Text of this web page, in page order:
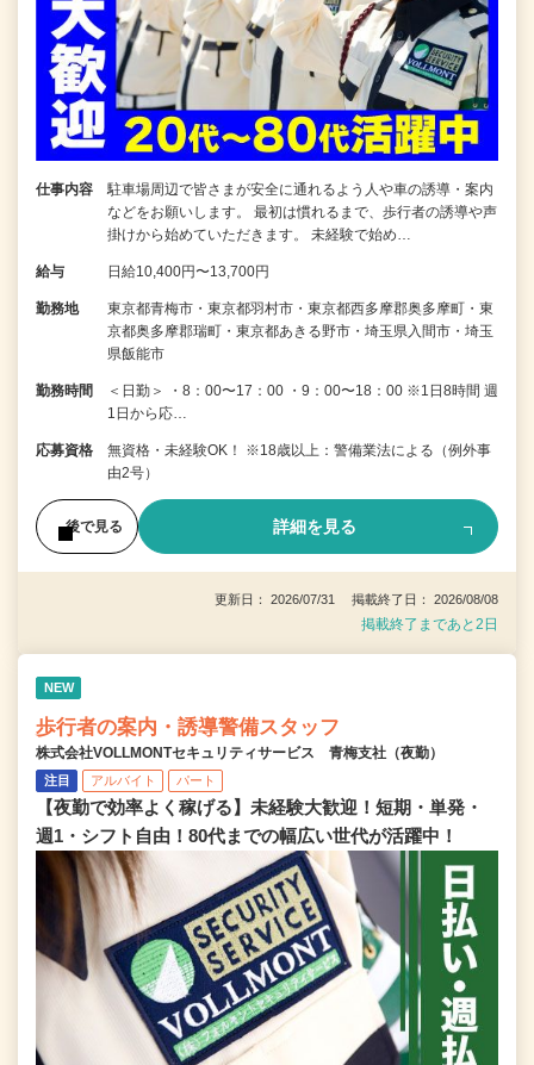
仕事内容
駐車場周辺で皆さまが安全に通れるよう人や車の誘導・案内
などをお願いします。 最初は慣れるまで、歩行者の誘導や声
掛けから始めていただきます。 未経験で始め…
給与 日給10,400円〜13,700円
勤務地
東京都青梅市・東京都羽村市・東京都西多摩郡奥多摩町・東
京都奥多摩郡瑞町・東京都あきる野市・埼玉県入間市・埼玉
県飯能市
勤務時間
＜日勤＞ ・8：00〜17：00 ・9：00〜18：00 ※1日8時間 週
1日から応…
応募資格
無資格・未経験OK！ ※18歳以上：警備業法による（例外事
由2号）
後で見る 詳細を見る
更新日： 2026/07/31 掲載終了日： 2026/08/08
掲載終了まであと2日
NEW
歩行者の案内・誘導警備スタッフ
株式会社VOLLMONTセキュリティサービス 青梅支社（夜勤）
注目 アルバイト パート
【夜勤で効率よく稼げる】未経験大歓迎！短期・単発・
週1・シフト自由！80代までの幅広い世代が活躍中！